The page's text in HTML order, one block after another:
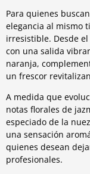
Para quienes
elegancia al mismo
irresistible. Desde
con una salida
naranja,
un frescor
A medida que
notas florales de
especiado de la
una sensación
quienes desean
profesionales.